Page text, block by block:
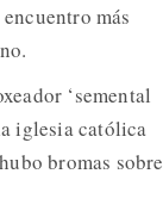
más
‘semental
iglesia católica
bromas sobre